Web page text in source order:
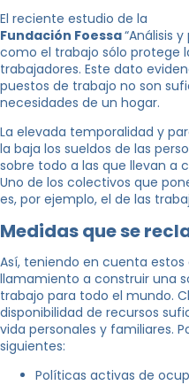
El reciente estudio de la
Fundación Foessa“Análisis
como el trabajo sólo protege
trabajadores. Este dato
puestos de trabajo no son
necesidades de un hogar.
La elevada temporalidad y
la baja los sueldos de las
sobre todo a las que llevan a
Uno de los colectivos que
es, por ejemplo, el de las
Medidas que se
Así, teniendo en cuenta
llamamiento a construir una
trabajo para todo el mundo.
disponibilidad de recursos
vida personales y familiares.
siguientes:
Políticas activas de